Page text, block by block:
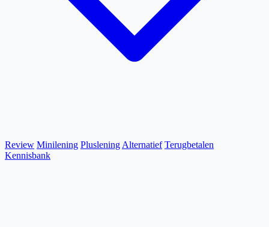
Review Minilening Pluslening Alternatief Terugbetalen
Kennisbank